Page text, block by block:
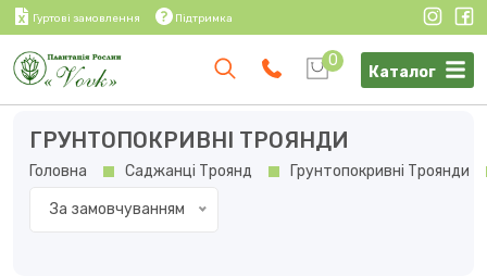
Гуртові замовлення Підтримка
0
Каталог
ГРУНТОПОКРИВНІ ТРОЯНДИ
Головна Саджанці Троянд Грунтопокривні Троянди
За замовчуванням